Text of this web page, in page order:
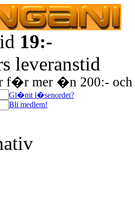
19:-
leveranstid
f�r mer �n 200:-
Gl�mt l�senordet?
Bli medlem!